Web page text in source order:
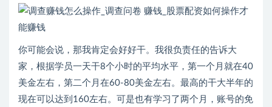
你可能会说，那我肯定会好好干。我很负责任的告诉大
家，根据学员一天干8个小时的平均水平，第一个月就在40
美金左右，第二个月在60-80美金左右。最高的干大半年的
现在可以达到160左右。可是也有学习了两个月，账号的免